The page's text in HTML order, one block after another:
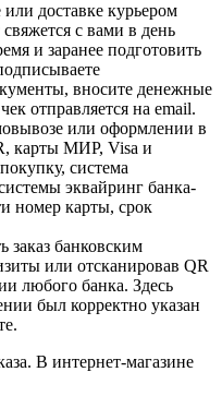
доставке курьером
с вами в день
и заранее подготовить
вносите денежные
отправляется на email.
или оформлении в
карты МИР, Visa и
система
эквайринг банка-
номер карты, срок
заказ банковским
или отсканировав QR
любого банка. Здесь
был корректно указан
В интернет-магазине